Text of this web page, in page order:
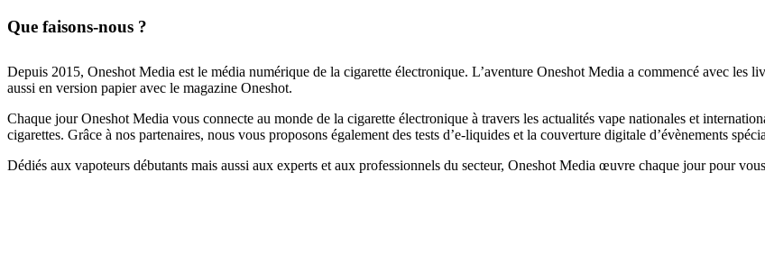
Que faisons-nous ?
Depuis 2015, Oneshot Media est le média numérique de la cigarette électronique. L’aventure Oneshot Media a commencé avec les
aussi en version papier avec le magazine Oneshot.
Chaque jour Oneshot Media vous connecte au monde de la cigarette électronique à travers les actualités vape nationales et
cigarettes. Grâce à nos partenaires, nous vous proposons également des tests d’e-liquides et la couverture digitale d’évènements
Dédiés aux vapoteurs débutants mais aussi aux experts et aux professionnels du secteur, Oneshot Media œuvre chaque jour pour